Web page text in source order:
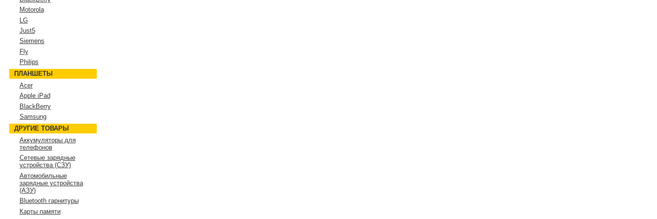
Motorola
LG
Just5
Siemens
Fly
Philips
ПЛАНШЕТЫ
Acer
Apple iPad
BlackBerry
Samsung
ДРУГИЕ ТОВАРЫ
Аккумуляторы для
телефонов
Сетевые зарядные
устройства (СЗУ)
Автомобильные
зарядные устройства
(АЗУ)
Bluetooth гарнитуры
Карты памяти